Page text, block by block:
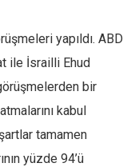
yapıldı. ABD
ile İsrailli Ehud
bir
kabul
tamamen
yüzde 94’ü